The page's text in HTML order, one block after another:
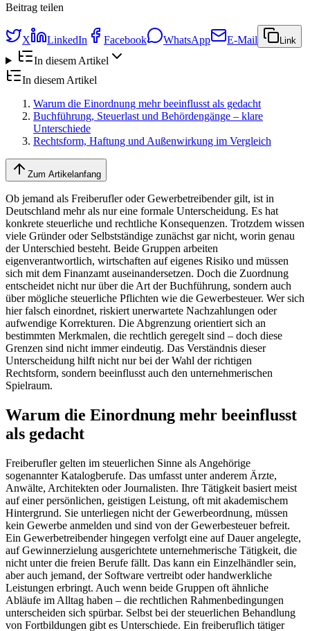
Beitrag teilen
X LinkedIn Facebook WhatsApp E-Mail Link
In diesem Artikel
In diesem Artikel
Warum die Einordnung mehr beeinflusst als gedacht
Buchführung, Steuerlast und Behördengänge – klare
Unterschiede
Rechtsform, Haftung und Außenwirkung im Vergleich
Zum Artikelanfang
Ob jemand als Freiberufler oder Gewerbetreibender gilt, ist in
Deutschland mehr als nur eine formale Unterscheidung. Es hat
konkrete steuerliche und rechtliche Konsequenzen. Trotzdem wissen
viele Gründer oder Selbstständige zunächst gar nicht, worin genau
der Unterschied besteht. Beide Gruppen arbeiten
eigenverantwortlich, wirtschaften auf eigenes Risiko und müssen
sich mit dem Finanzamt auseinandersetzen. Doch die Zuordnung
entscheidet nicht nur über die Art der Buchführung, sondern auch
über mögliche steuerliche Pflichten wie die Gewerbesteuer. Wer sich
hier falsch einordnet, riskiert unerwartete Nachzahlungen oder
aufwendige Korrekturen. Die Abgrenzung orientiert sich an
bestimmten Merkmalen, die rechtlich geregelt sind – doch diese
Grenzen sind nicht immer eindeutig. Das Verständnis dieser
Unterscheidung hilft nicht nur bei der Wahl der richtigen
Rechtsform, sondern beeinflusst auch den unternehmerischen
Spielraum.
Warum die Einordnung mehr beeinflusst
als gedacht
Freiberufler gelten im steuerlichen Sinne als Angehörige
sogenannter Katalogberufe. Das umfasst unter anderem Ärzte,
Anwälte, Architekten oder Journalisten. Ihre Tätigkeit basiert meist
auf einer persönlichen, geistigen Leistung, oft mit akademischem
Hintergrund. Sie unterliegen nicht der Gewerbeordnung, müssen
kein Gewerbe anmelden und sind von der Gewerbesteuer befreit.
Ein Gewerbetreibender hingegen verfolgt eine auf Dauer angelegte,
auf Gewinnerzielung ausgerichtete unternehmerische Tätigkeit, die
nicht unter die freien Berufe fällt. Das kann ein Einzelhändler sein,
aber auch jemand, der Software vertreibt oder handwerkliche
Leistungen erbringt. Auch wenn beide Gruppen oft ähnliche
Abläufe im Alltag haben – die rechtlichen Rahmenbedingungen
unterscheiden sich spürbar. Selbst bei der steuerlichen Behandlung
von Fortbildungen gibt es Unterschiede. Ein freiberuflich tätiger